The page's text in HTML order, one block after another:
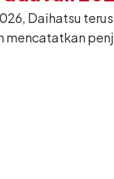
Daihatsu
mencatatkan
tersebut
tahun lalu